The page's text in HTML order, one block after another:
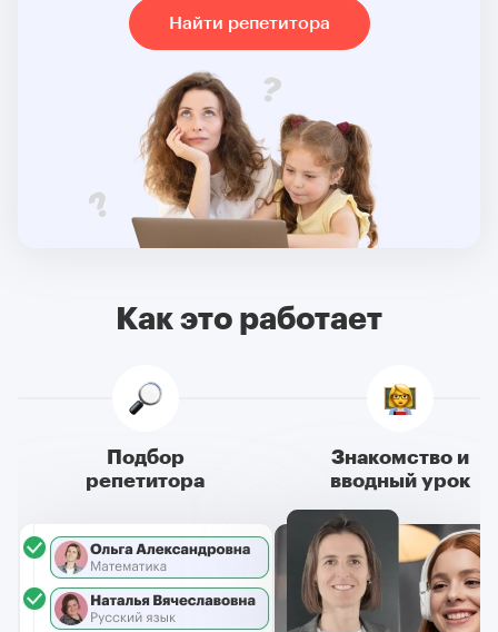
Найти репетитора
Как это работает
Подбор
репетитора
Знакомство и
вводный урок